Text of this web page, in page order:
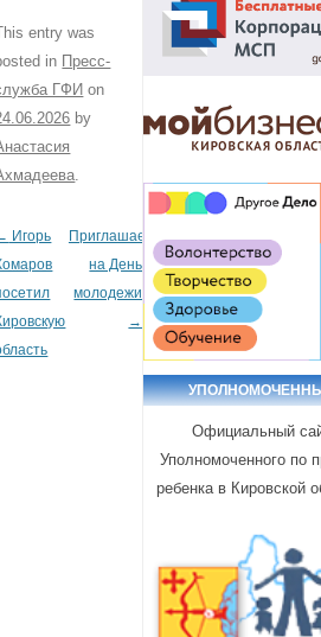
entry was
in Пресс-
ГФИ on
by
navigation
Игорь
Приглашаем
на День
молодежи
→
Официальный
Уполномоченного по
ребенка в Кировской